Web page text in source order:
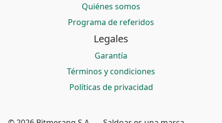
Quiénes somos
Programa de referidos
Legales
Garantía
Términos y condiciones
Políticas de privacidad